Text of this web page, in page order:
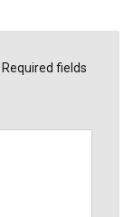
fields